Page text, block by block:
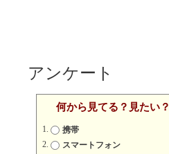
アンケート
何から見てる？見たい？
携帯
スマートフォン